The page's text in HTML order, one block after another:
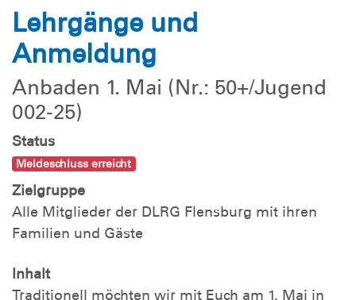
Lehrgänge und
Anmeldung
Anbaden 1. Mai (Nr.: 50+/Jugend
002-25)
Status
Meldeschluss erreicht
Zielgruppe
Alle Mitglieder der DLRG Flensburg mit ihren
Familien und Gäste
Inhalt
Traditionell möchten wir mit Euch am 1. Mai in